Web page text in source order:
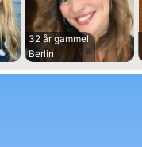
32 år gammel
Berlin